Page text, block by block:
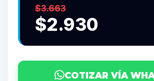
$3.663
$2.930
COTIZAR VÍA